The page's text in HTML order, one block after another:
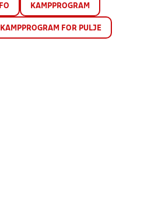
KAMPPROGRAM
KAMPPROGRAM FOR PULJE